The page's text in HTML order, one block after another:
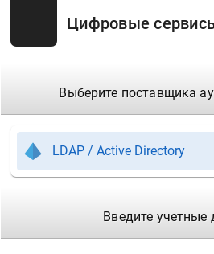
Цифровые
Выберите поставщика
LDAP / Active Directory
Введите учетные